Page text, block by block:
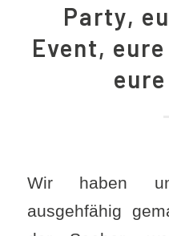
Party,
Event,
Wir haben
ausgehfähig